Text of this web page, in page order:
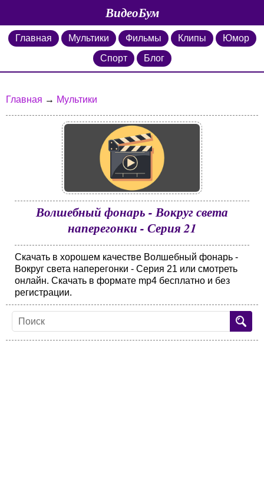
ВидеоБум
Главная Мультики Фильмы Клипы
Юмор
Спорт
Блог
Главная → Мультики
Волшебный фонарь - Вокруг света
наперегонки - Серия 21
Скачать в хорошем качестве Волшебный фонарь -
Вокруг света наперегонки - Серия 21 или смотреть
онлайн. Скачать в формате mp4 бесплатно и без
регистрации.